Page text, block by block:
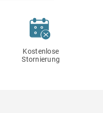
Kostenlose
Stornierung